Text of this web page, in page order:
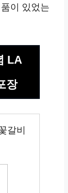
이 있었는
LA
장
갈비